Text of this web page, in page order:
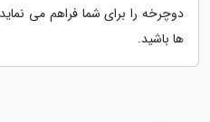
دوچرخه را برای شما فراهم می
ها باشید.